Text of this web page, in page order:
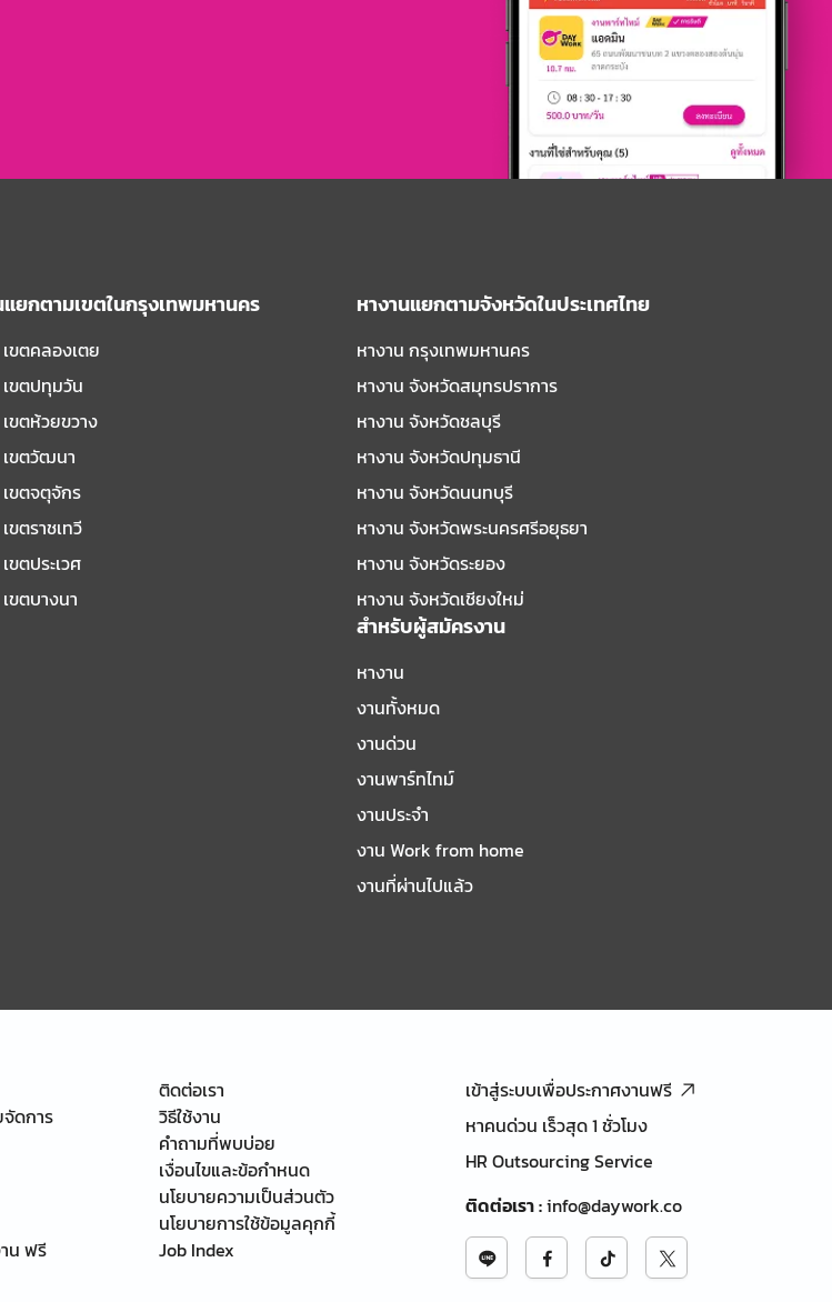
แยกตามเขตในกรุงเทพมหานคร
ขตคลองเตย
ขตปทุมวัน
ขตห้วยขวาง
เขตวัฒนา
ขตจตุจักร
ขตราชเทวี
ขตประเวศ
ขตบางนา
หางานแยกตามจังหวัดในประเทศไทย
หางาน กรุงเทพมหานคร
หางาน จังหวัดสมุทรปราการ
หางาน จังหวัดชลบุรี
หางาน จังหวัดปทุมธานี
หางาน จังหวัดนนทบุรี
หางาน จังหวัดพระนครศรีอยุธยา
หางาน จังหวัดระยอง
หางาน จังหวัดเชียงใหม่
สำหรับผู้สมัครงาน
หางาน
งานทั้งหมด
งานด่วน
งานพาร์ทไทม์
งานประจำ
งาน Work from home
งานที่ผ่านไปแล้ว
ดการ
น ฟรี
ติดต่อเรา
วิธีใช้งาน
คำถามที่พบบ่อย
เงื่อนไขและข้อกำหนด
นโยบายความเป็นส่วนตัว
นโยบายการใช้ข้อมูลคุกกี้
Job Index
เข้าสู่ระบบเพื่อประกาศงานฟรี
หาคนด่วน เร็วสุด 1 ชั่วโมง
HR Outsourcing Service
ติดต่อเรา:info@daywork.co